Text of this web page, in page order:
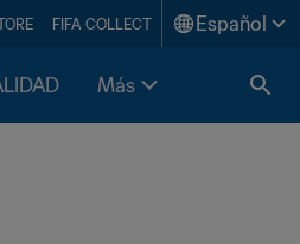
FIFA COLLECT Español
Más